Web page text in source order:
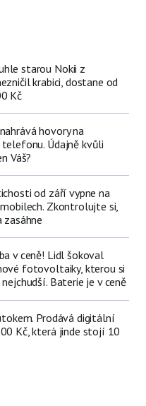
starou Nokii z
krabici, dostane od
Kč
hovory na
Údajně kvůli
Váš?
od září vypne na
Zkontrolujte si,
v ceně! Lidl šokoval
fotovoltaiky, kterou si
Baterie je v ceně
Prodává digitální
Kč, která jinde stojí 10